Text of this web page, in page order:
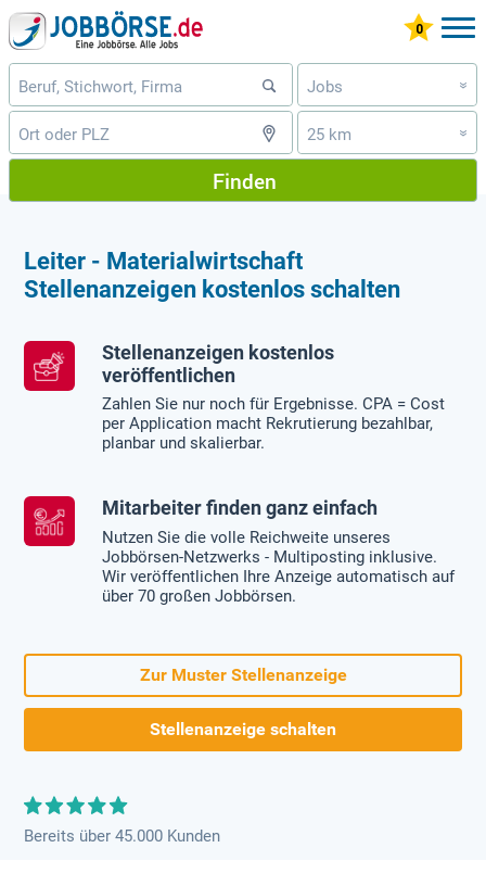
Jobs »
25 km »
Finden
Leiter - Materialwirtschaft
Stellenanzeigen kostenlos schalten
Stellenanzeigen kostenlos
veröffentlichen
Zahlen Sie nur noch für Ergebnisse. CPA = Cost
per Application macht Rekrutierung bezahlbar,
planbar und skalierbar.
Mitarbeiter finden ganz einfach
Nutzen Sie die volle Reichweite unseres
Jobbörsen-Netzwerks - Multiposting inklusive.
Wir veröffentlichen Ihre Anzeige automatisch auf
über 70 großen Jobbörsen.
Zur Muster Stellenanzeige
Stellenanzeige schalten
Bereits über 45.000 Kunden